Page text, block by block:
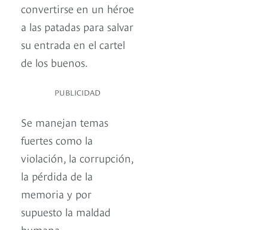
convertirse en un héroe
a las patadas para salvar
su entrada en el cartel
de los buenos.
PUBLICIDAD
Se manejan temas
fuertes como la
violación, la corrupción,
la pérdida de la
memoria y por
supuesto la maldad